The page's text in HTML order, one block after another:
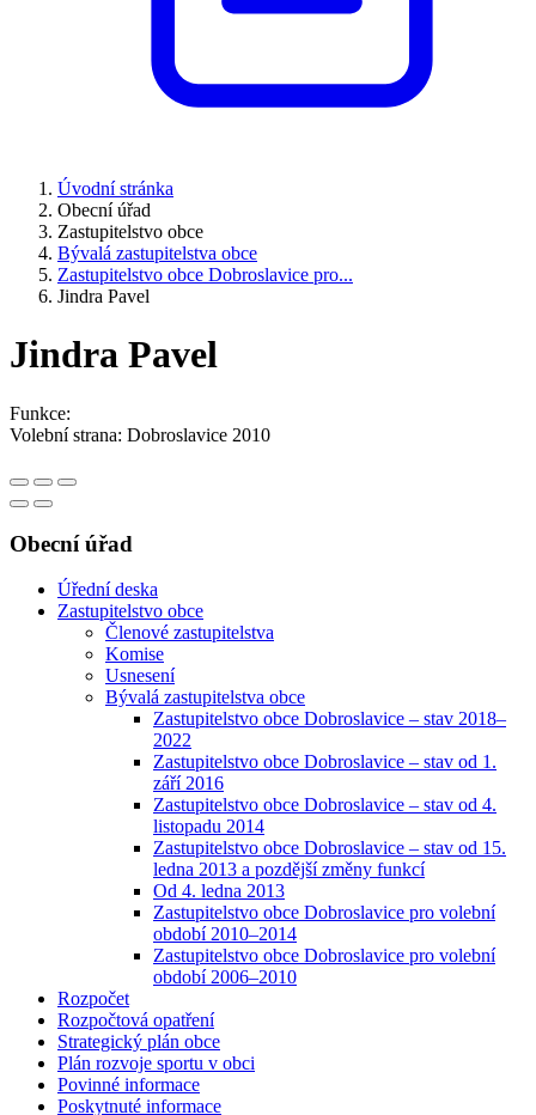
Úvodní stránka
Obecní úřad
Zastupitelstvo obce
Bývalá zastupitelstva obce
Zastupitelstvo obce Dobroslavice pro...
Jindra Pavel
Jindra Pavel
Funkce:
Volební strana: Dobroslavice 2010
Obecní úřad
Úřední deska
Zastupitelstvo obce
Členové zastupitelstva
Komise
Usnesení
Bývalá zastupitelstva obce
Zastupitelstvo obce Dobroslavice – stav 2018–
2022
Zastupitelstvo obce Dobroslavice – stav od 1.
září 2016
Zastupitelstvo obce Dobroslavice – stav od 4.
listopadu 2014
Zastupitelstvo obce Dobroslavice – stav od 15.
ledna 2013 a pozdější změny funkcí
Od 4. ledna 2013
Zastupitelstvo obce Dobroslavice pro volební
období 2010–2014
Zastupitelstvo obce Dobroslavice pro volební
období 2006–2010
Rozpočet
Rozpočtová opatření
Strategický plán obce
Plán rozvoje sportu v obci
Povinné informace
Poskytnuté informace